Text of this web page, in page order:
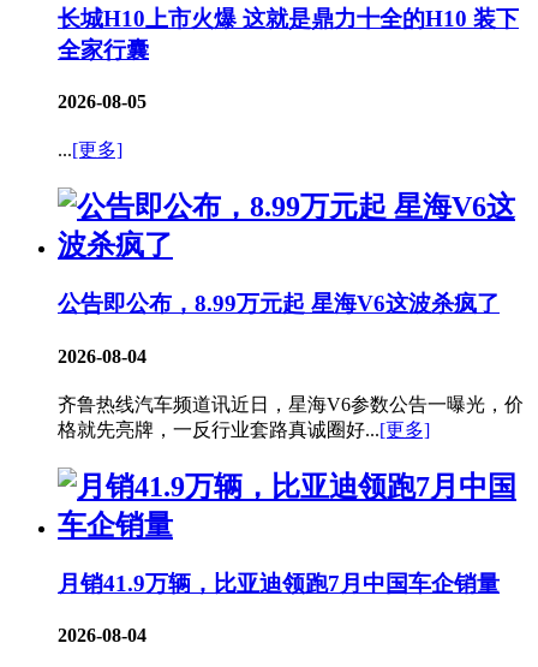
长城H10上市火爆 这就是鼎力十全的H10 装下
全家行囊
2026-08-05
...[更多]
公告即公布，8.99万元起 星海V6这波杀疯了
2026-08-04
齐鲁热线汽车频道讯近日，星海V6参数公告一曝光，价
格就先亮牌，一反行业套路真诚圈好...[更多]
月销41.9万辆，比亚迪领跑7月中国车企销量
2026-08-04